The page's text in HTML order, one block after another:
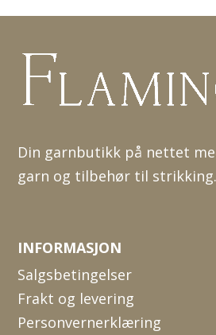
Din garnbutikk på nettet
garn og tilbehør til strikking.
INFORMASJON
Salgsbetingelser
Frakt og levering
Personvernerklæring